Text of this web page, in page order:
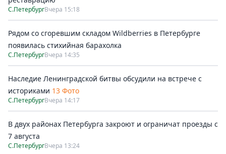
С.ПетербургВчера 15:18
Рядом со сгоревшим складом Wildberries в Петербурге
появилась стихийная барахолка
С.ПетербургВчера 14:35
Наследие Ленинградской битвы обсудили на встрече с
историками 13 Фото
С.ПетербургВчера 14:17
В двух районах Петербурга закроют и ограничат проезды с
7 августа
С.ПетербургВчера 13:24